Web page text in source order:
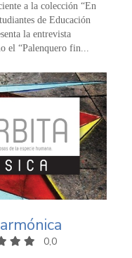
a la colección “En
de Educación
la entrevista
el “Palenquero fin...
0,0